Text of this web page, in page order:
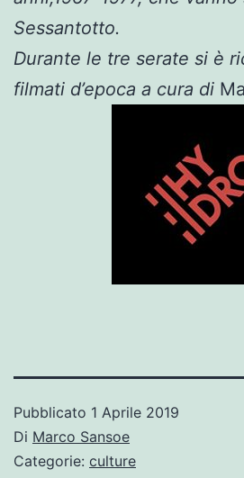
Sessantotto.
Durante le tre serate si è
filmati d’epoca a cura di
Pubblicato 1 Aprile 2019
Di Marco Sansoe
Categorie: culture